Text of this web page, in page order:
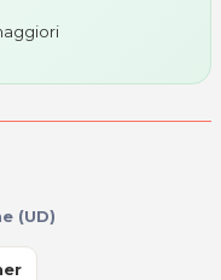
(UD)